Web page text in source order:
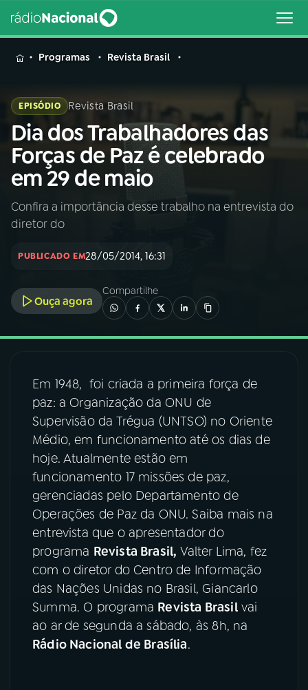
MENU
Buscar
na
Rádio
Nacional
Buscar
AO VIVO
INÍCIO
A RÁDIO
03PROGRAMAÇÃO
04 PROGRAMAS
05 PODCASTS
06VIDEOCASTS
07 ÚLTIMAS
08FESTIVAL DE MÚSICA
ACOMPANHE A RÁDIO NACIONAL
YouTube Facebook
Programas Revista Brasil
EPISÓDIO Revista Brasil
Dia dos Trabalhadores das
Forças de Paz é celebrado
em 29 de maio
Confira a importância desse trabalho na entrevista do
diretor do
PUBLICADO EM28/05/2014, 16:31
Ouça agora
Compartilhe
Em 1948, foi criada a primeira força de
paz: a Organização da ONU de
Supervisão da Trégua (UNTSO) no Oriente
Médio, em funcionamento até os dias de
hoje. Atualmente estão em
funcionamento 17 missões de paz,
gerenciadas pelo Departamento de
Operações de Paz da ONU. Saiba mais na
entrevista que o apresentador do
programa Revista Brasil, Valter Lima, fez
com o diretor do Centro de Informação
das Nações Unidas no Brasil, Giancarlo
Summa. O programa Revista Brasilvai
ao ar de segunda a sábado, às 8h, na
Rádio Nacional de Brasília.